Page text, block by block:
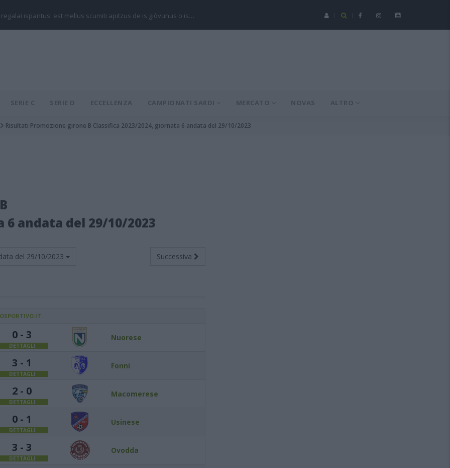
regalai ispantus: est mellus scumiti apitzus de is giòvunus o is… Serie C - Coppa Italia: Spezia-Torres posticipata a domenica 16
SERIE C SERIE D ECCELLENZA CAMPIONATI SARDI MERCATO NOVAS ALTRO
Risultati Promozione girone B Classifica 2023/2024, giornata 6 andata del 29/10/2023
6 andata del 29/10/2023
del 29/10/2023 Successiva
0 - 3
DETTAGLI
Nuorese
3 - 1
DETTAGLI
Fonni
2 - 0
DETTAGLI
Macomerese
0 - 1
DETTAGLI
Usinese
3 - 3
DETTAGLI
Ovodda